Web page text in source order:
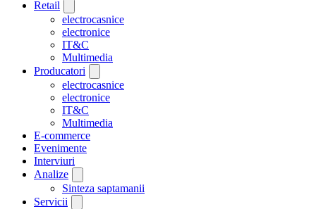
Retail
electrocasnice
electronice
IT&C
Multimedia
Producatori
electrocasnice
electronice
IT&C
Multimedia
E-commerce
Evenimente
Interviuri
Analize
Sinteza saptamanii
Servicii